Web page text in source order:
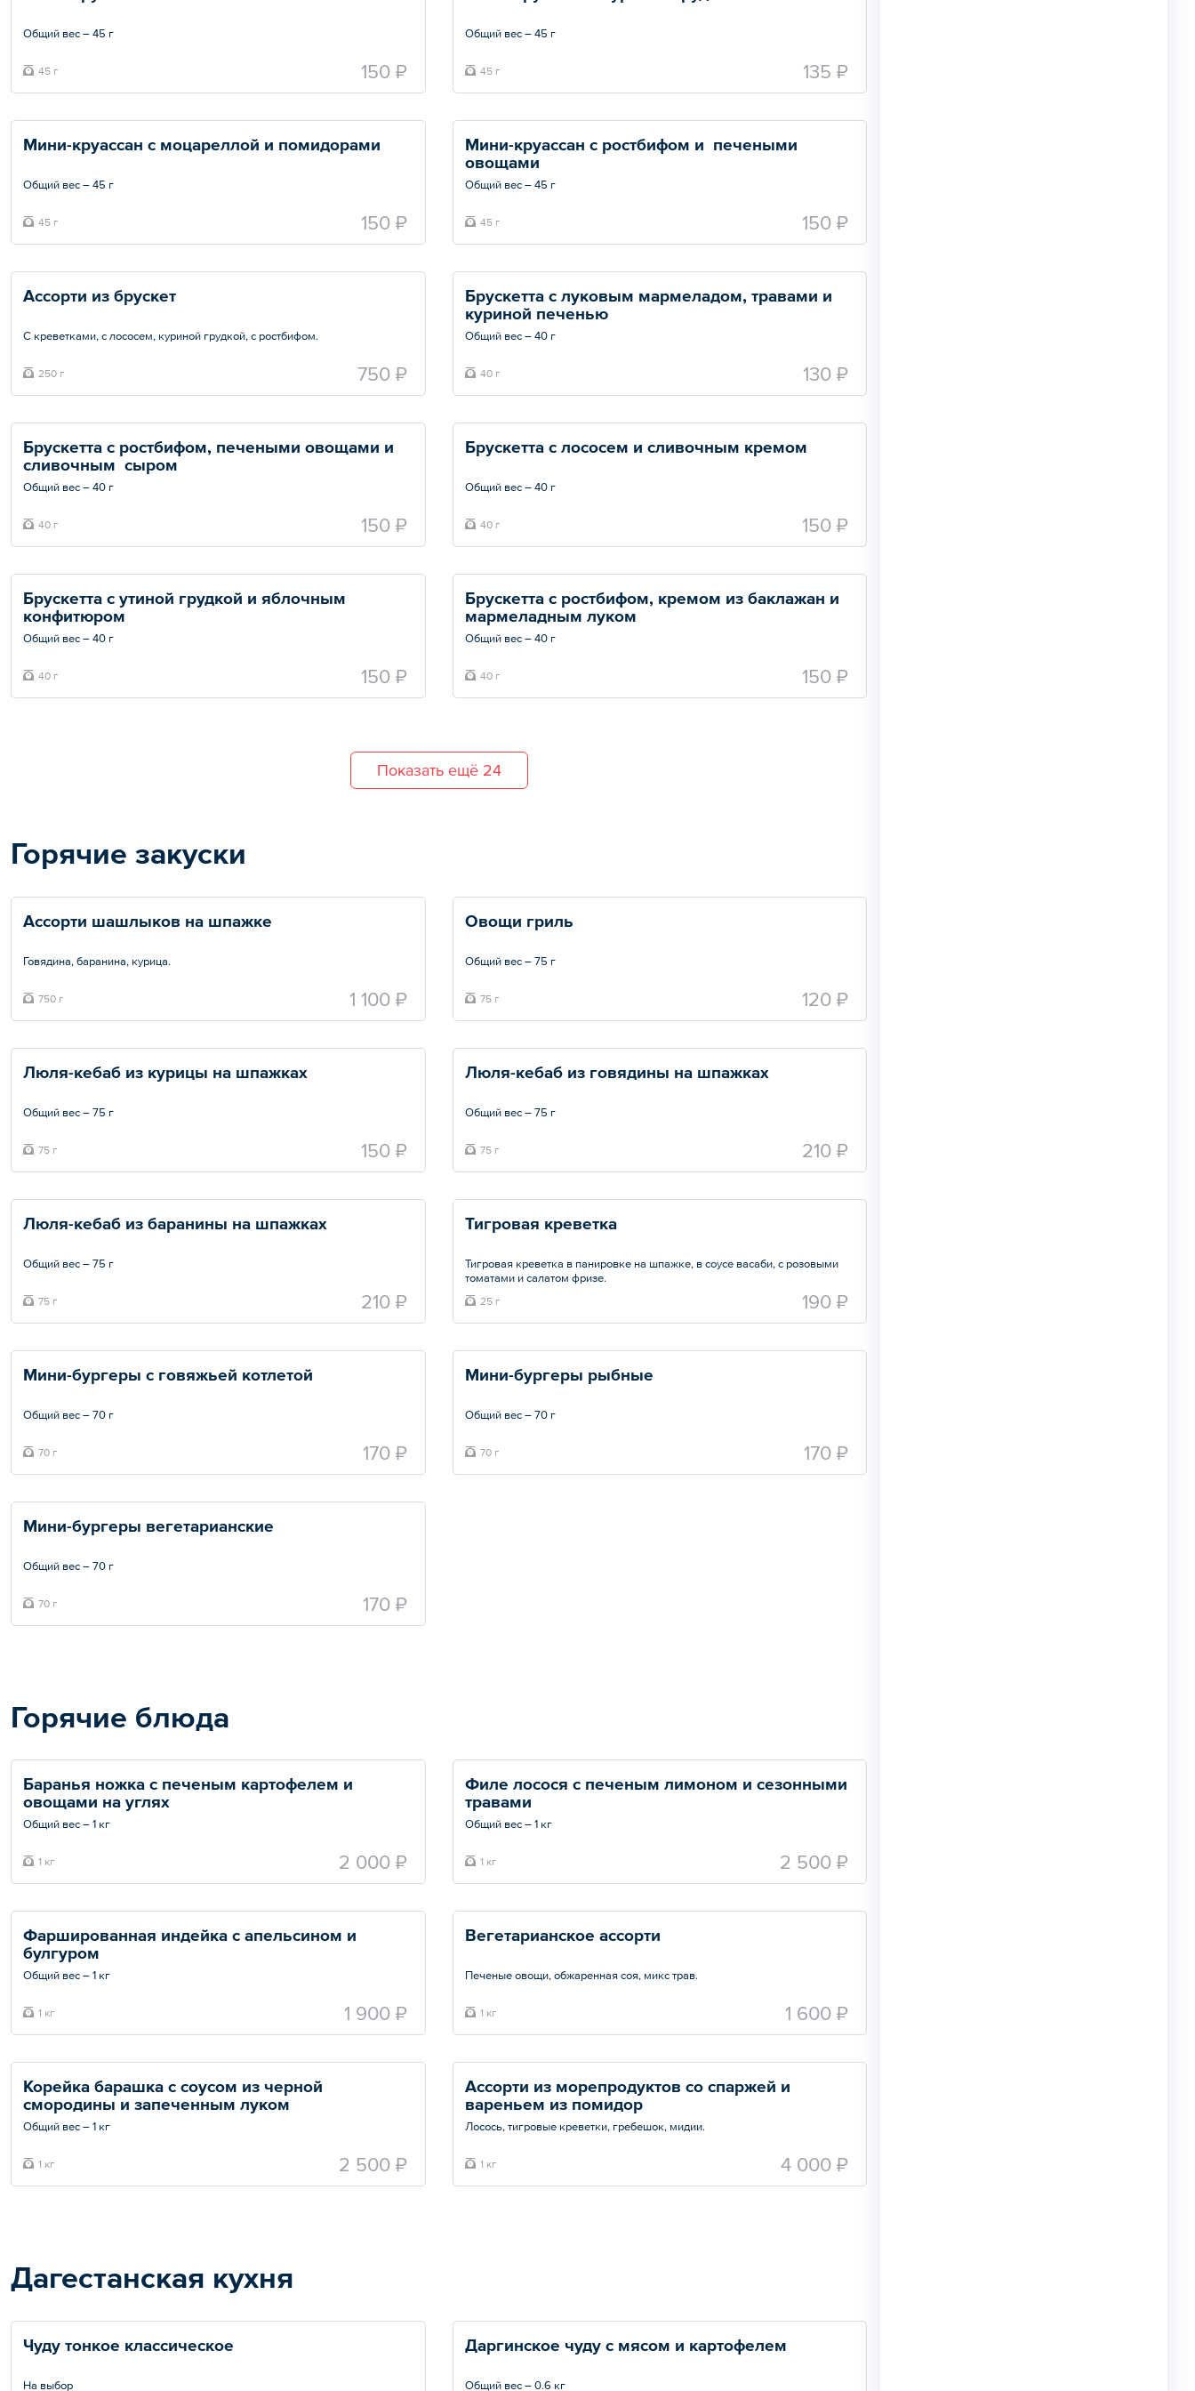
Общий вес – 45 г
45 г 150 ₽
Общий вес – 45 г
45 г 135 ₽
Общий вес – 45 г
45 г 150 ₽
Мини-круассан с ростбифом и  печеными
Общий вес – 45 г
45 г 150 ₽
С креветками, с лососем, куриной грудкой, с ростбифом.
Общий вес – 250 г
250 г 750 ₽
Брускетта с луковым мармеладом, травами и
куриной печенью
Общий вес – 40 г
40 г 130 ₽
Брускетта с ростбифом, печеными овощами и
сливочным  сыром
Общий вес – 40 г
40 г 150 ₽
Брускетта с лососем и сливочным кремом
Общий вес – 40 г
40 г 150 ₽
Брускетта с утиной грудкой и яблочным
конфитюром
Общий вес – 40 г
40 г 150 ₽
Брускетта с ростбифом, кремом из баклажан и
мармеладным луком
Общий вес – 40 г
40 г 150 ₽
Показать ещё 24
Горячие закуски
Говядина, баранина, курица.
750 г 1 100 ₽
Овощи гриль
Общий вес – 75 г
75 г 120 ₽
Общий вес – 75 г
75 г 150 ₽
Общий вес – 75 г
75 г 210 ₽
Общий вес – 75 г
75 г 210 ₽
Тигровая креветка
Тигровая креветка в панировке на шпажке, в соусе васаби, с розовыми
томатами и салатом фризе.
Общий вес – 25 г
25 г 190 ₽
Мини-бургеры с говяжьей котлетой
Общий вес – 70 г
70 г 170 ₽
Мини-бургеры рыбные
Общий вес – 70 г
70 г 170 ₽
Мини-бургеры вегетарианские
Общий вес – 70 г
70 г 170 ₽
Горячие блюда
Баранья ножка с печеным картофелем и
овощами на углях
Общий вес – 1 кг
1 кг 2 000 ₽
Филе лосося с печеным лимоном и сезонными
Общий вес – 1 кг
1 кг 2 500 ₽
Фаршированная индейка с апельсином и
Общий вес – 1 кг
1 кг 1 900 ₽
Вегетарианское ассорти
Печеные овощи, обжаренная соя, микс трав.
Общий вес – 1 кг
1 кг 1 600 ₽
Корейка барашка с соусом из черной
смородины и запеченным луком
Общий вес – 1 кг
1 кг 2 500 ₽
Ассорти из морепродуктов со спаржей и
вареньем из помидор
Лосось, тигровые креветки, гребешок, мидии.
Общий вес – 1 кг
1 кг 4 000 ₽
Дагестанская кухня
Чуду тонкое классическое
На выбор Общий вес – 0.6 кг